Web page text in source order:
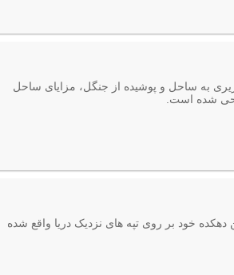
به ساحل و پوشیده از جنگل، مزایای ساحل
شده است.
دارد و این دهکده خود بر روی تپه های نزدیک دریا واقع شده